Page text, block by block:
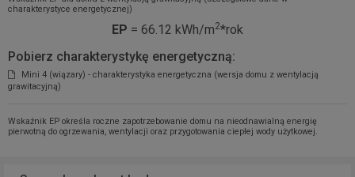
charakterystyce energetycznej)
EP = 66.12 kWh/m2*rok
Pobierz charakterystykę energetyczną:
Mini 4 (wiązary) - charakterystyka energetyczna (wersja domu z wentylacją
grawitacyjną)
Wskaźnik EP określa roczne zapotrzebowanie domu na nieodnawialną energię
pierwotną do ogrzewania, wentylacji oraz przygotowania ciepłej wody użytkowej.